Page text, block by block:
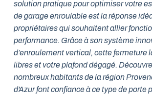
solution pratique pour optimiser votre
de garage enroulable est la réponse
propriétaires qui souhaitent allier
performance. Grâce à son système
d’enroulement vertical, cette fermeture
libres et votre plafond dégagé.
nombreux habitants de la région
d'Azur font confiance à ce type de porte